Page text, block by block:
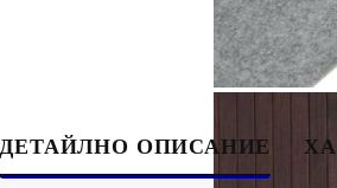
ДЕТАЙЛНО ОПИСАНИЕ